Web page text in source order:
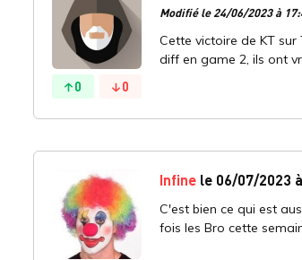
0 0
Modifié le 24/06/2023 à
Cette victoire de KT
diff en game 2, ils ont
Infine le 06/07/2023
C'est bien ce qui est
fois les Bro cette